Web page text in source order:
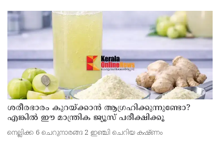
ശരീരഭാരം കുറയ്ക്കാൻ ആഗ്രഹിക്കുന്നുണ്ടോ?
എങ്കിൽ ഈ മാന്ത്രിക ജ്യൂസ് പരീക്ഷിക്കൂ
നെല്ലിക്ക 6 ചെറുനാരങ്ങ 2 ഇഞ്ചി ചെറിയ കഷ്ണം